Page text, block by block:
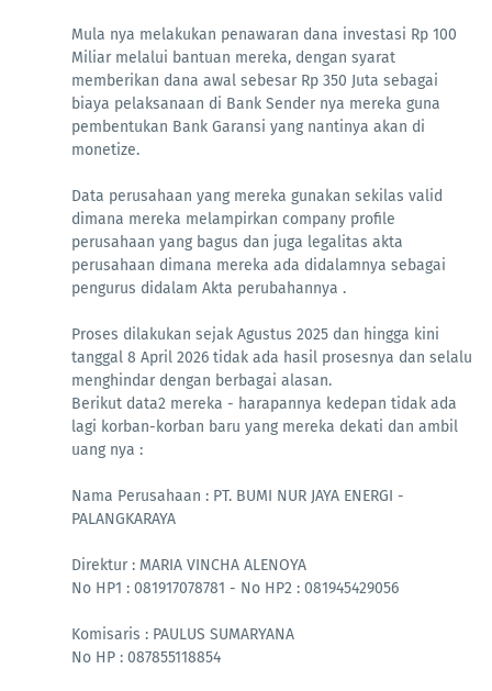
Mula nya melakukan penawaran dana investasi Rp 100
Miliar melalui bantuan mereka, dengan syarat
memberikan dana awal sebesar Rp 350 Juta sebagai
biaya pelaksanaan di Bank Sender nya mereka guna
pembentukan Bank Garansi yang nantinya akan di
monetize.
Data perusahaan yang mereka gunakan sekilas valid
dimana mereka melampirkan company profile
perusahaan yang bagus dan juga legalitas akta
perusahaan dimana mereka ada didalamnya sebagai
pengurus didalam Akta perubahannya .
Proses dilakukan sejak Agustus 2025 dan hingga kini
tanggal 8 April 2026 tidak ada hasil prosesnya dan selalu
menghindar dengan berbagai alasan.
Berikut data2 mereka - harapannya kedepan tidak ada
lagi korban-korban baru yang mereka dekati dan ambil
uang nya :
Nama Perusahaan : PT. BUMI NUR JAYA ENERGI -
PALANGKARAYA
Direktur : MARIA VINCHA ALENOYA
No HP1 : 081917078781 - No HP2 : 081945429056
Komisaris : PAULUS SUMARYANA
No HP : 087855118854